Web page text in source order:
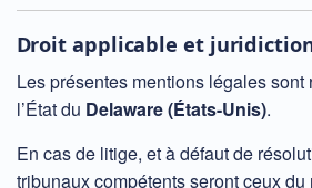
Droit applicable et
Les présentes mentions légales sont
l’État du Delaware (États-Unis).
En cas de litige, et à défaut de
tribunaux compétents seront ceux